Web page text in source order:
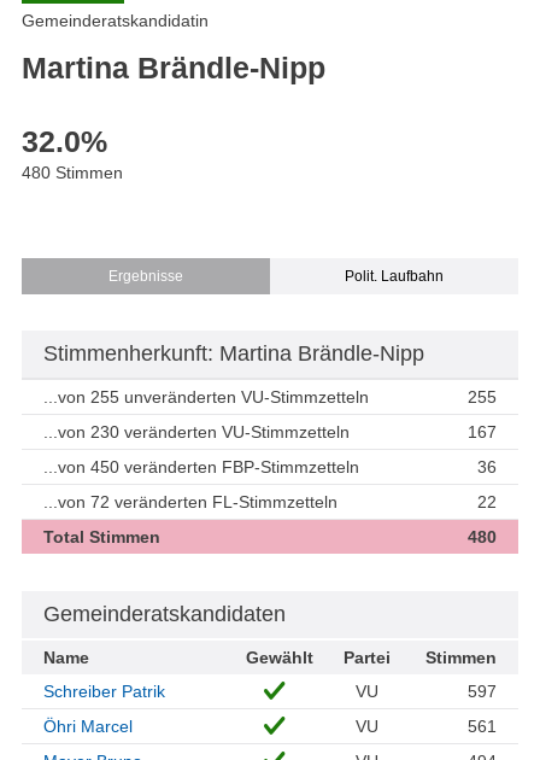
Gemeinderatskandidatin
Martina Brändle-Nipp
32.0%
480 Stimmen
Ergebnisse Polit. Laufbahn
Stimmenherkunft: Martina Brändle-Nipp
...von 255 unveränderten VU-Stimmzetteln
255
...von 230 veränderten VU-Stimmzetteln
167
...von 450 veränderten FBP-Stimmzetteln
36
...von 72 veränderten FL-Stimmzetteln
22
Total Stimmen
480
Gemeinderatskandidaten
Name Gewählt Partei
Stimmen
Schreiber Patrik
VU
597
Öhri Marcel
VU
561